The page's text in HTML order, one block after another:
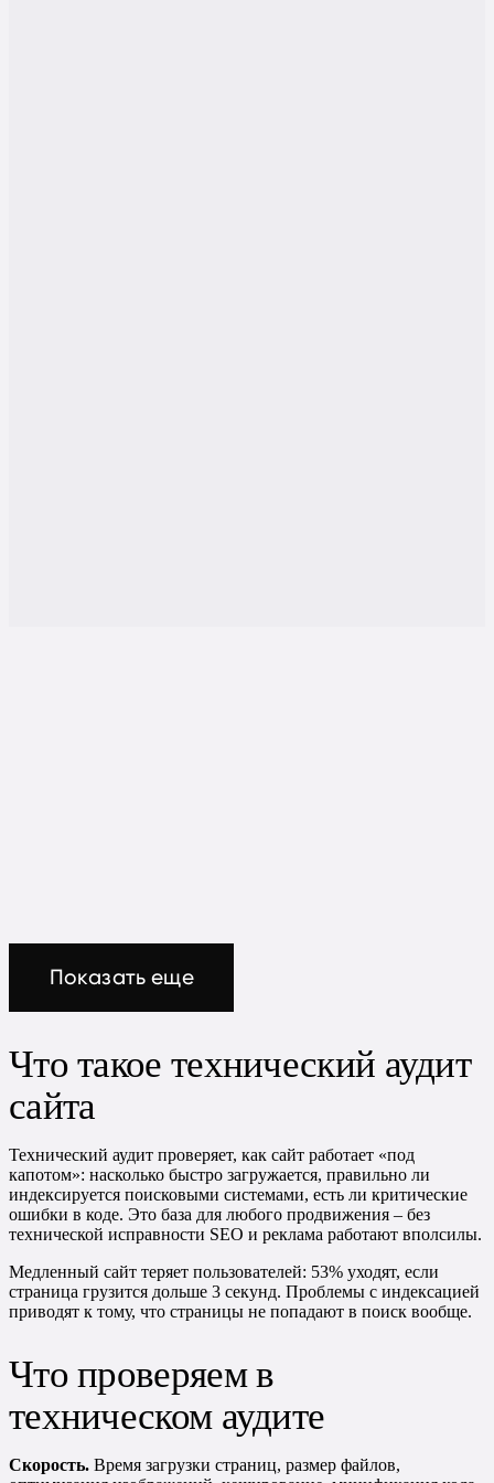
Показать еще
Что такое технический аудит
сайта
Технический аудит проверяет, как сайт работает «под
капотом»: насколько быстро загружается, правильно ли
индексируется поисковыми системами, есть ли критические
ошибки в коде. Это база для любого продвижения – без
технической исправности SEO и реклама работают вполсилы.
Медленный сайт теряет пользователей: 53% уходят, если
страница грузится дольше 3 секунд. Проблемы с индексацией
приводят к тому, что страницы не попадают в поиск вообще.
Что проверяем в
техническом аудите
Скорость. Время загрузки страниц, размер файлов,